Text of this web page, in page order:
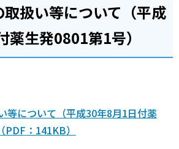
扱い等について（平成
薬生発0801第1号）
等について（平成30年8月1日付薬
：141KB）